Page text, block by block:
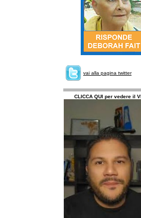
vai alla pagina twitter
CLICCA QUI per vedere il